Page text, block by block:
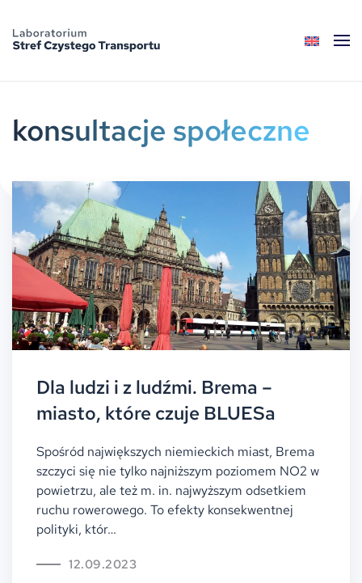
Skip to main content
konsultacje społeczne
Dla ludzi i z ludźmi. Brema –
miasto, które czuje BLUESa
Spośród największych niemieckich miast, Brema
szczyci się nie tylko najniższym poziomem NO2 w
powietrzu, ale też m. in. najwyższym odsetkiem
ruchu rowerowego. To efekty konsekwentnej
polityki, któr…
12.09.2023